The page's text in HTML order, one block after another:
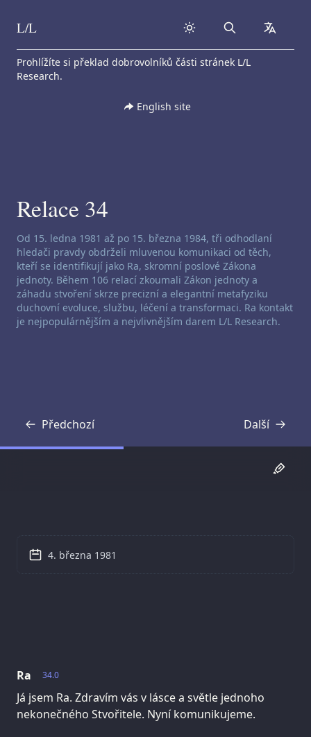
Skip to content
L/L Search
Prohlížíte si překlad dobrovolníků části stránek L/L
Research.
English site
Relace 34
Zřeknutí se odpovědnosti za channeling:
Od 15. ledna 1981 až po 15. března 1984, tři odhodlaní
hledači pravdy obdrželi mluvenou komunikaci od těch,
kteří se identifikují jako Ra, skromní poslové Zákona
jednoty. Během 106 relací zkoumali Zákon jednoty a
záhadu stvoření skrze precizní a elegantní metafyziku
duchovní evoluce, službu, léčení a transformaci. Ra kontakt
je nejpopulárnějším a nejvlivnějším darem L/L Research.
Předchozí
Přepis Další
Přepis
34.0
Ra
Já jsem Ra. Zdravím vás v lásce a světle jednoho
nekonečného Stvořitele. Nyní komunikujeme.
4. března 1981